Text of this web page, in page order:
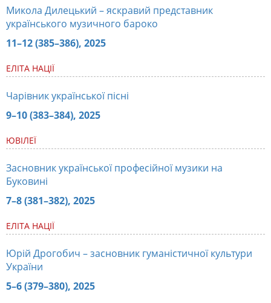
Микола Дилецький – яскравий представник
українського музичного бароко
11–12 (385–386), 2025
ЕЛІТА НАЦІЇ
Чарівник української пісні
9–10 (383–384), 2025
ЮВІЛЕЇ
Засновник української професійної музики на
Буковині
7–8 (381–382), 2025
ЕЛІТА НАЦІЇ
Юрій Дрогобич – засновник гуманістичної культури
України
5–6 (379–380), 2025